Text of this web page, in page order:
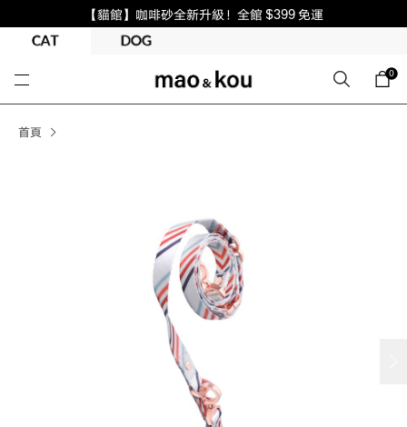
【貓館】咖啡砂全新升級！全館 $399 免運
0
首頁